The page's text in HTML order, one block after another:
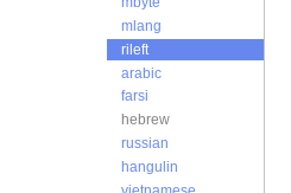
mlang
rileft
arabic
farsi
hebrew
russian
hangulin